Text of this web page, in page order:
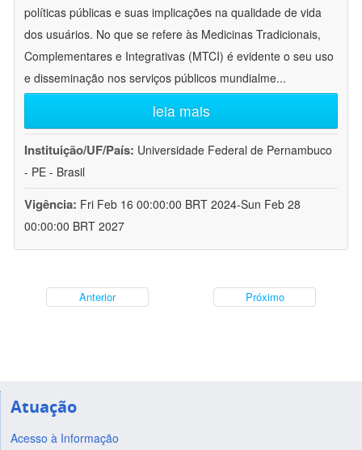
políticas públicas e suas implicações na qualidade de vida
dos usuários. No que se refere às Medicinas Tradicionais,
Complementares e Integrativas (MTCI) é evidente o seu uso
e disseminação nos serviços públicos mundialme...
leia mais
Instituição/UF/País: Universidade Federal de Pernambuco
- PE - Brasil
Vigência: Fri Feb 16 00:00:00 BRT 2024-Sun Feb 28
00:00:00 BRT 2027
Anterior Próximo
Atuação
Acesso à Informação